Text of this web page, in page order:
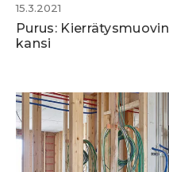
15.3.2021
Purus:
kansi